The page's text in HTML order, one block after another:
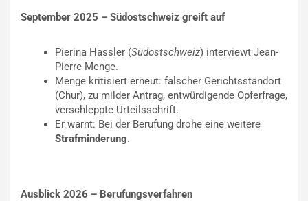
September 2025 – Südostschweiz greift auf
Pierina Hassler (Südostschweiz) interviewt Jean-
Pierre Menge.
Menge kritisiert erneut: falscher Gerichtsstandort
(Chur), zu milder Antrag, entwürdigende Opferfrage,
verschleppte Urteilsschrift.
Er warnt: Bei der Berufung drohe eine weitere
Strafminderung.
Ausblick 2026 – Berufungsverfahren